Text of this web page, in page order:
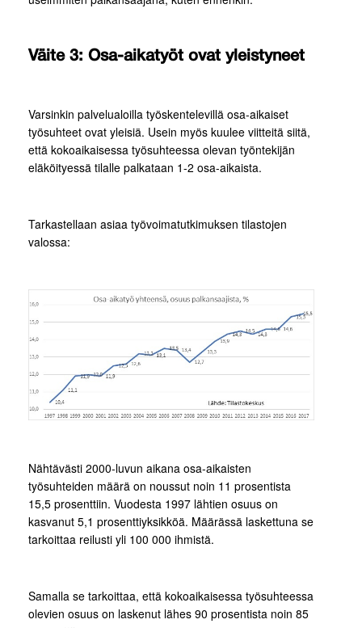
Väite 3: Osa-aikatyöt ovat yleistyneet
Varsinkin palvelualoilla työskentelevillä osa-aikaiset
työsuhteet ovat yleisiä. Usein myös kuulee viitteitä siitä,
että kokoaikaisessa työsuhteessa olevan työntekijän
eläköityessä tilalle palkataan 1-2 osa-aikaista.
Tarkastellaan asiaa työvoimatutkimuksen tilastojen
valossa:
Nähtävästi 2000-luvun aikana osa-aikaisten
työsuhteiden määrä on noussut noin 11 prosentista
15,5 prosenttiin. Vuodesta 1997 lähtien osuus on
kasvanut 5,1 prosenttiyksikköä. Määrässä laskettuna se
tarkoittaa reilusti yli 100 000 ihmistä.
Samalla se tarkoittaa, että kokoaikaisessa työsuhteessa
olevien osuus on laskenut lähes 90 prosentista noin 85